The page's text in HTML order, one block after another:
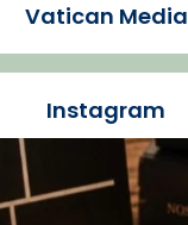
patir
l'Estadi Lluís
comp
👇
Vatican Media
Instagram